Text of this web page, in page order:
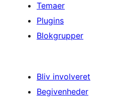
Temaer
Plugins
Blokgrupper
Bliv involveret
Begivenheder